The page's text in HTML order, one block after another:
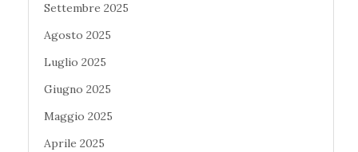
Settembre 2025
Agosto 2025
Luglio 2025
Giugno 2025
Maggio 2025
Aprile 2025